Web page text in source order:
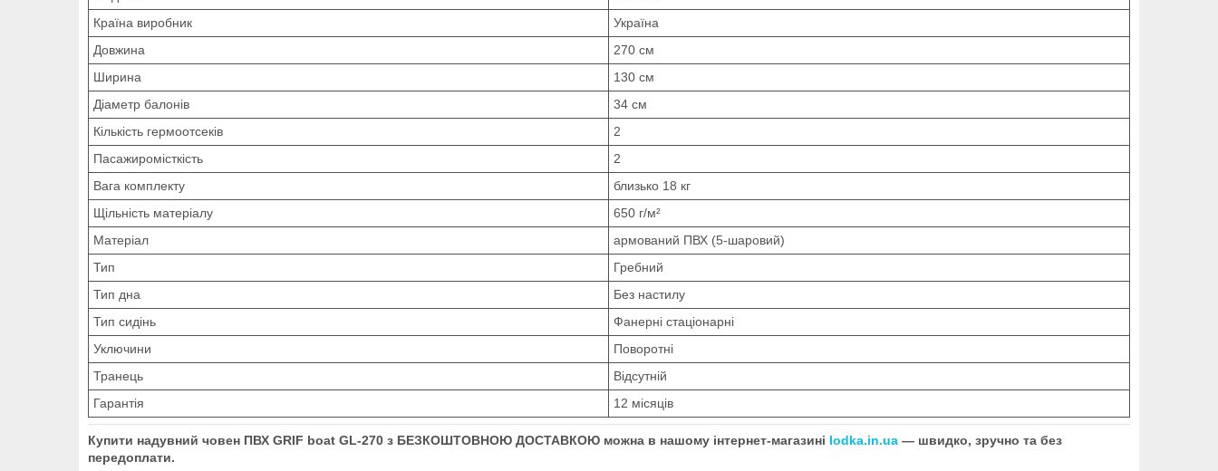
Країна виробник
Україна
Довжина
270 см
Ширина
130 см
Діаметр балонів
34 см
Кількість гермоотсеків
2
Пасажиромісткість
2
Вага комплекту
близько 18 кг
Щільність матеріалу
650 г/м²
Матеріал
армований ПВХ (5-шаровий)
Тип
Гребний
Тип дна
Без настилу
Тип сидінь
Фанерні стаціонарні
Уключини
Поворотні
Транець
Відсутній
Гарантія
12 місяців
Купити надувний човен ПВХ GRIF boat GL-270 з БЕЗКОШТОВНОЮ ДОСТАВКОЮ можна в нашому інтернет-магазині lodka.in.ua — швидко, зручно та без
передоплати.